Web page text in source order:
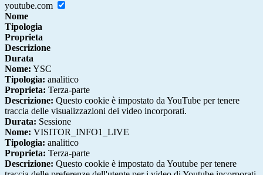
youtube.com
Nome
Tipologia
Proprieta
Descrizione
Durata
Nome: YSC
Tipologia: analitico
Proprieta: Terza-parte
Descrizione: Questo cookie è impostato da YouTube per tenere
traccia delle visualizzazioni dei video incorporati.
Durata: Sessione
Nome: VISITOR_INFO1_LIVE
Tipologia: analitico
Proprieta: Terza-parte
Descrizione: Questo cookie è impostato da Youtube per tenere